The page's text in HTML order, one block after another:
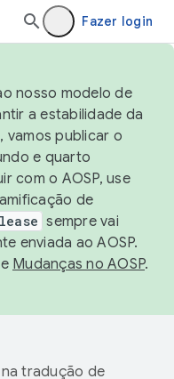
Fazer login
nosso modelo de
a estabilidade da
vamos publicar o
e quarto
com o AOSP, use
de
sempre vai
enviada ao AOSP.
Mudanças no AOSP.
tradução de